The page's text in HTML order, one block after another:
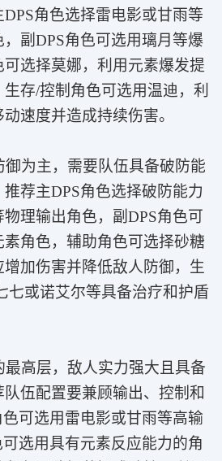
角色选择雷电影或甘雨等
副DPS角色可选用璃月等爆
选择莫娜，利用元素爆发提
存/控制角色可选用温迪，利
速度并造成持续伤害。
御为主，需要队伍具备破防能
荐主DPS角色选择破防能力
理输出角色，副DPS角色可
角色，辅助角色可选择砂糖
加伤害并降低敌人防御，生
七或诺艾尔等具备治疗和护盾
最高层，敌人实力强大且具备
伍配置要兼顾输出、控制和
可选用雷电影或甘雨等高输
选用具有元素反应能力的角